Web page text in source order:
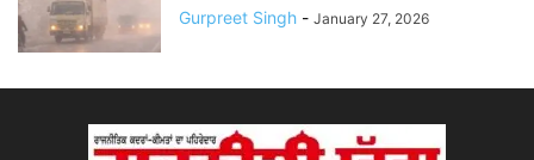
Gurpreet Singh - January 27, 2026